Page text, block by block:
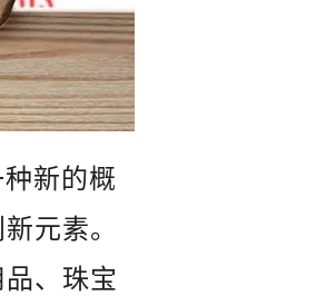
新的概
元素。
、珠宝